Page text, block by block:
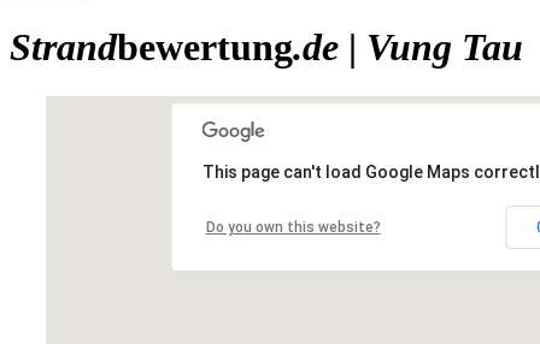
Strandbewertung.de | Vung Tau
This page can't load Google Maps
Do you own this website?